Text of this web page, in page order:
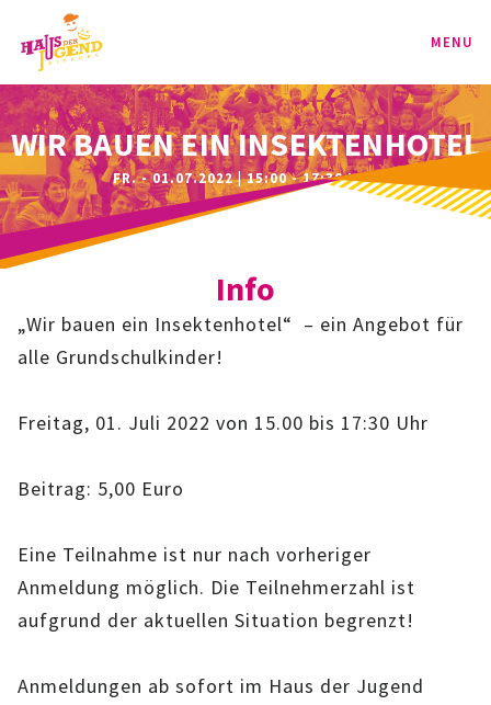
MENU
PROGRAMM
KINDER
JUGEND
GANZTAGSSCHULE
KURSE
WIR BAUEN EIN INSEKTENHOTEL
FR. - 01.07.2022 | 15:00 - 17:30 UHR
Info
„Wir bauen ein Insektenhotel“ – ein Angebot für
alle Grundschulkinder!
Freitag, 01. Juli 2022 von 15.00 bis 17:30 Uhr
Beitrag: 5,00 Euro
Eine Teilnahme ist nur nach vorheriger
Anmeldung möglich. Die Teilnehmerzahl ist
aufgrund der aktuellen Situation begrenzt!
Anmeldungen ab sofort im Haus der Jugend